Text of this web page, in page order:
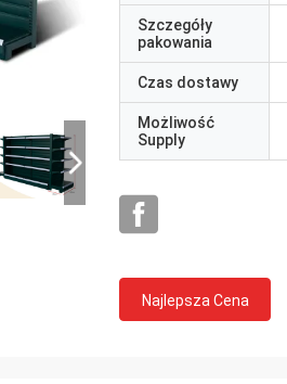
Szczegóły
pakowania
Czas dostawy
Możliwość
Supply
Najlepsza Cena